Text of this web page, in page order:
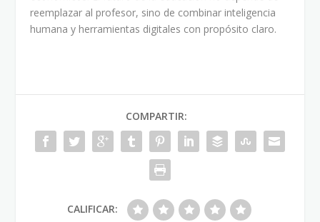
reemplazar al profesor, sino de combinar inteligencia
humana y herramientas digitales con propósito claro.
COMPARTIR:
CALIFICAR: